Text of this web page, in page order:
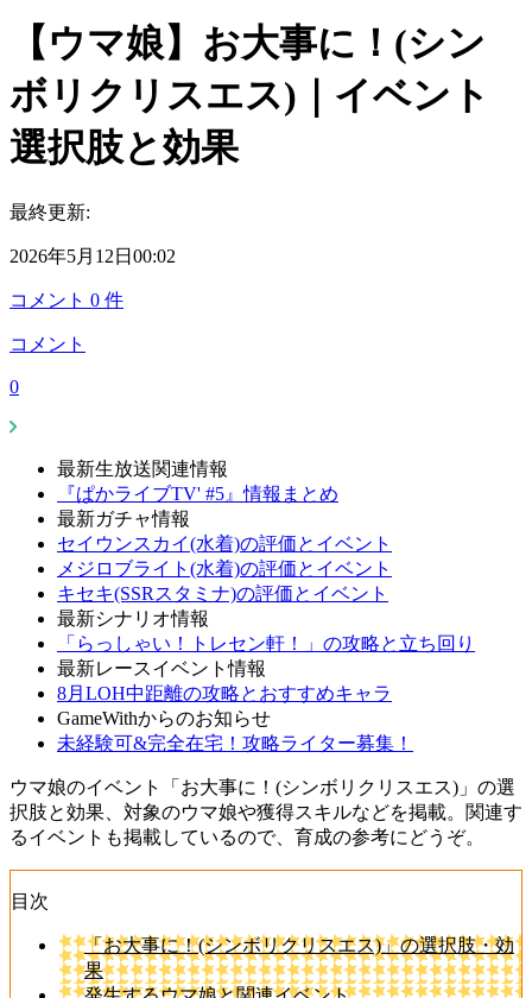
【ウマ娘】お大事に！(シン
ボリクリスエス)｜イベント
選択肢と効果
最終更新:
2026年5月12日00:02
コメント 0 件
コメント
0
最新生放送関連情報
『ぱかライブTV' #5』情報まとめ
最新ガチャ情報
セイウンスカイ(水着)の評価とイベント
メジロブライト(水着)の評価とイベント
キセキ(SSRスタミナ)の評価とイベント
最新シナリオ情報
「らっしゃい！トレセン軒！」の攻略と立ち回り
最新レースイベント情報
8月LOH中距離の攻略とおすすめキャラ
GameWithからのお知らせ
未経験可&完全在宅！攻略ライター募集！
ウマ娘のイベント「お大事に！(シンボリクリスエス)」の選
択肢と効果、対象のウマ娘や獲得スキルなどを掲載。関連す
るイベントも掲載しているので、育成の参考にどうぞ。
目次
「お大事に！(シンボリクリスエス)」の選択肢・効
果